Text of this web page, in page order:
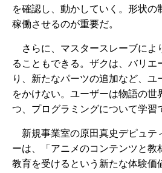
を確認し、動かしていく。形状の
稼働させるのが重要だ。
さらに、マスタースレーブによ
ることもできる。ザクは、バリエ
り、新たなパーツの追加など、ユ
をかけない。ユーザーは物語の世
つ、プログラミングについて学習
新規事業室の原田真史デピュテ
ーは、「アニメのコンテンツと教
教育を受けるという新たな体験価